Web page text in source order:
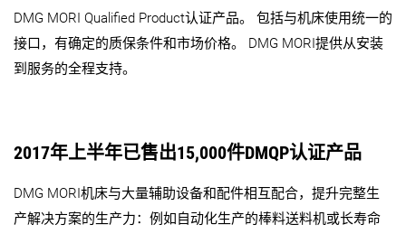
DMG MORI Qualified Product认证产品。 包括与机床使用统一的
接口，有确定的质保条件和市场价格。 DMG MORI提供从安装
到服务的全程支持。
2017年上半年已售出15,000件DMQP认证产品
DMG MORI机床与大量辅助设备和配件相互配合，提升完整生
产解决方案的生产力：例如自动化生产的棒料送料机或长寿命